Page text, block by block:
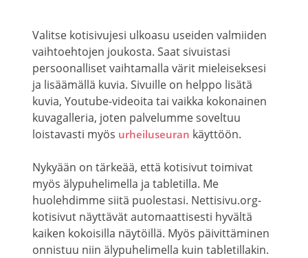
Valitse kotisivujesi ulkoasu useiden valmiiden
vaihtoehtojen joukosta. Saat sivuistasi
persoonalliset vaihtamalla värit mieleiseksesi
ja lisäämällä kuvia. Sivuille on helppo lisätä
kuvia, Youtube-videoita tai vaikka kokonainen
kuvagalleria, joten palvelumme soveltuu
loistavasti myös urheiluseuran käyttöön.
Nykyään on tärkeää, että kotisivut toimivat
myös älypuhelimella ja tabletilla. Me
huolehdimme siitä puolestasi. Nettisivu.org-
kotisivut näyttävät automaattisesti hyvältä
kaiken kokoisilla näytöillä. Myös päivittäminen
onnistuu niin älypuhelimella kuin tabletillakin.